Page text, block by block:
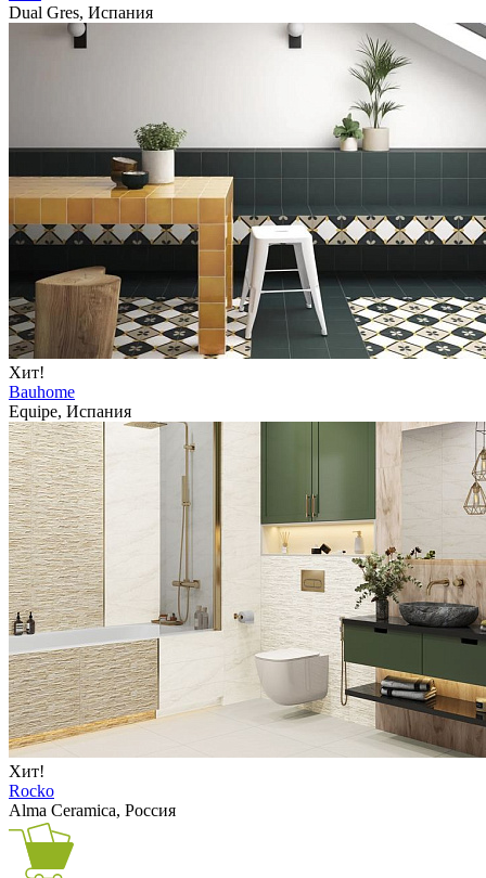
Dual Gres, Испания
Хит!
Bauhome
Equipe, Испания
Хит!
Rocko
Alma Ceramica, Россия